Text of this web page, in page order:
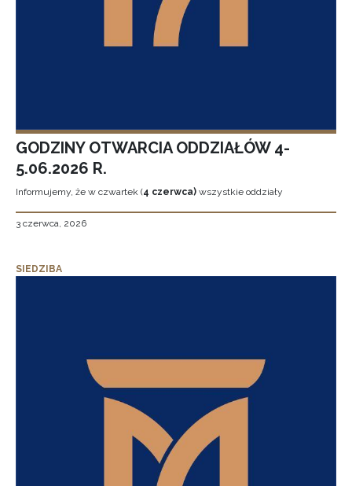
GODZINY OTWARCIA ODDZIAŁÓW 4-
5.06.2026 R.
Informujemy, że w czwartek (4 czerwca) wszystkie oddziały
3 czerwca, 2026
SIEDZIBA